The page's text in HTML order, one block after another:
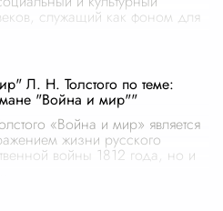
служащий как фоном для
Л. Н. Толстого по теме:
"Война и мир""
«Война и мир» является
жизни русского
войны 1812 года, но и